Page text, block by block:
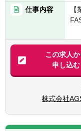
※
り
■
仕事内容
【
【
■
ン
転
この求人か
申し込む
株式会社